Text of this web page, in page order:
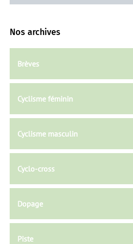
Nos archives
Brèves
Cyclisme féminin
Cyclisme masculin
Cyclo-cross
Dopage
Piste